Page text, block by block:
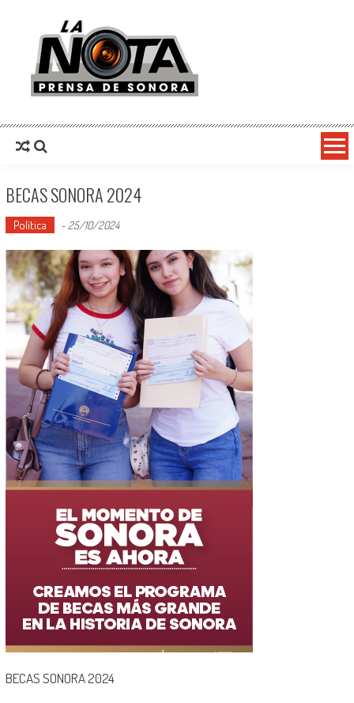
La Nota Prensa De Sonora
BECAS SONORA 2024
Política - 25/10/2024
BECAS SONORA 2024